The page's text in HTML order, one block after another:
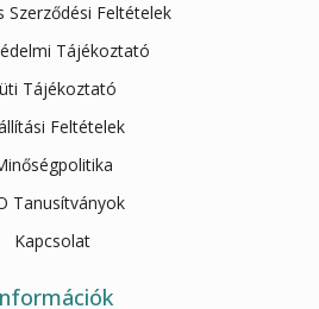
Szerződési Feltételek
Tájékoztató
Tájékoztató
Feltételek
Tanusítványok
Kapcsolat